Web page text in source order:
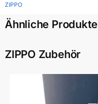
ZIPPO
Ähnliche Produkte
ZIPPO Zubehör